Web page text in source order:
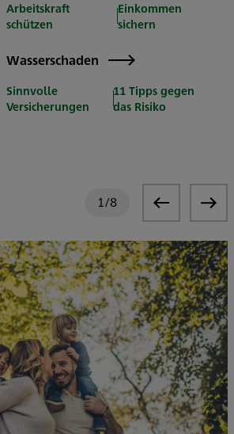
Arbeitskraft
schützen
Einkommen
sichern
Wasserschaden
Sinnvolle
Versicherungen
11 Tipps gegen
das Risiko
1/8